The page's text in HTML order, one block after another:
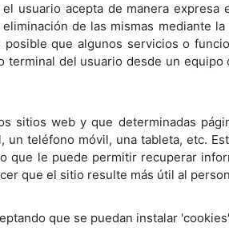
usuario acepta de manera
de las mismas mediante
que algunos servicios o
terminal del usuario desde un
sitios web y que determinadas
un teléfono móvil, una tableta, etc.
que le puede permitir recuperar
que el sitio resulte más útil al
que se puedan instalar